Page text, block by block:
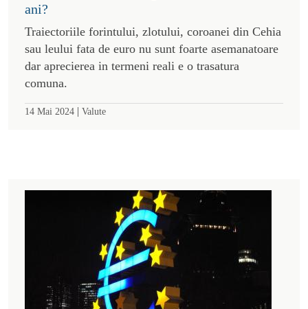
ani?
Traiectoriile forintului, zlotului, coroanei din Cehia
sau leului fata de euro nu sunt foarte asemanatoare
dar aprecierea in termeni reali e o trasatura
comuna.
14 Mai 2024 | Valute